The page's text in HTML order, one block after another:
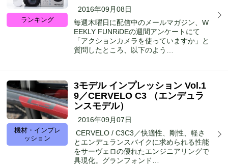
ランキング
2016年09月08日
毎週木曜日に配信中のメールマガジン、W
EEKLY FUNRiDEの週間アンケートにて
「アクションカメラを使っていますか」と
質問したところ、以下のよう…
機材・インプレ
ッション
3モデル インプレッション Vol.1
9／CERVELO C3 （エンデュラ
ンスモデル）
2016年09月07日
CERVELO / C3C3／快適性、剛性、軽さ
とエンデュランスバイクに求められる性能
をサーヴェロの優れたエンジニアリングで
具現化。グランフォンド…